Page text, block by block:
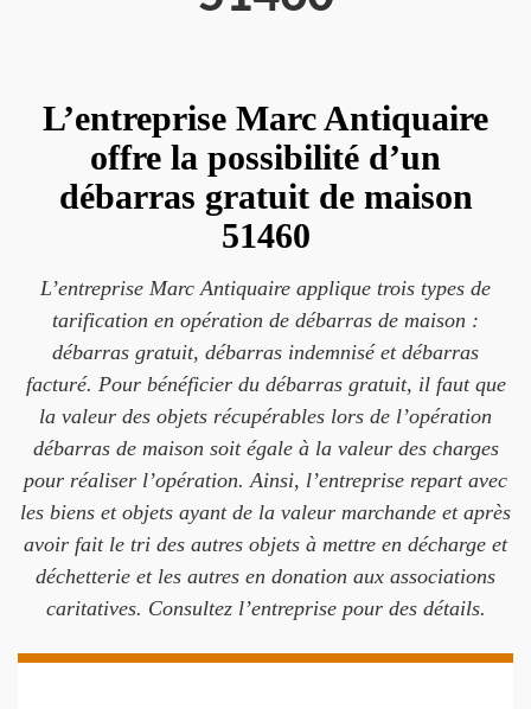
L’entreprise Marc Antiquaire
offre la possibilité d’un
débarras gratuit de maison
51460
L’entreprise Marc Antiquaire applique trois types de
tarification en opération de débarras de maison :
débarras gratuit, débarras indemnisé et débarras
facturé. Pour bénéficier du débarras gratuit, il faut que
la valeur des objets récupérables lors de l’opération
débarras de maison soit égale à la valeur des charges
pour réaliser l’opération. Ainsi, l’entreprise repart avec
les biens et objets ayant de la valeur marchande et après
avoir fait le tri des autres objets à mettre en décharge et
déchetterie et les autres en donation aux associations
caritatives. Consultez l’entreprise pour des détails.